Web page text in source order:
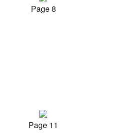
Page 8
Page 11